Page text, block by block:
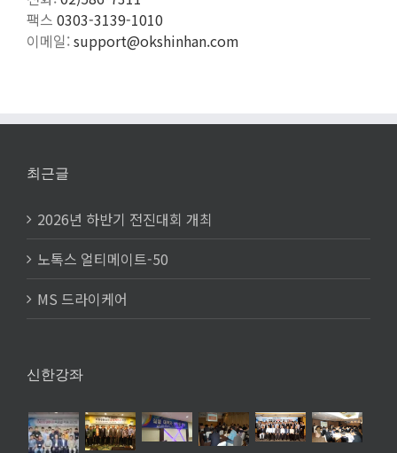
팩스 0303-3139-1010
이메일:support@okshinhan.com
최근글
2026년 하반기 전진대회 개최
노톡스 얼티메이트-50
MS 드라이케어
신한강좌